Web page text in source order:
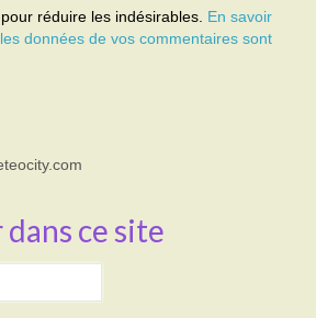
réduire les indésirables. En savoir
données de vos commentaires sont
ce site